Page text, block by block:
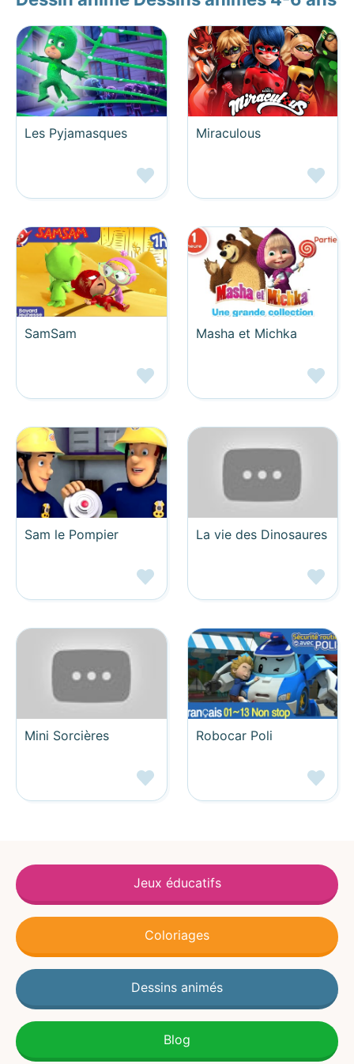
Les Pyjamasques Miraculous
SamSam Masha et Michka
Sam le Pompier La vie des Dinosaures
Mini Sorcières Robocar Poli
Jeux éducatifs
Coloriages
Dessins animés
Blog